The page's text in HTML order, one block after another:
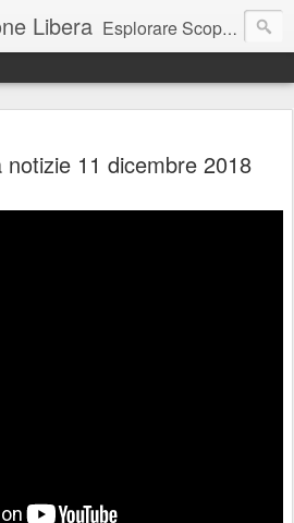
Libera Esplorare Scoprire Creare
tecnologia, attualità
notizie 11 dicembre 2018